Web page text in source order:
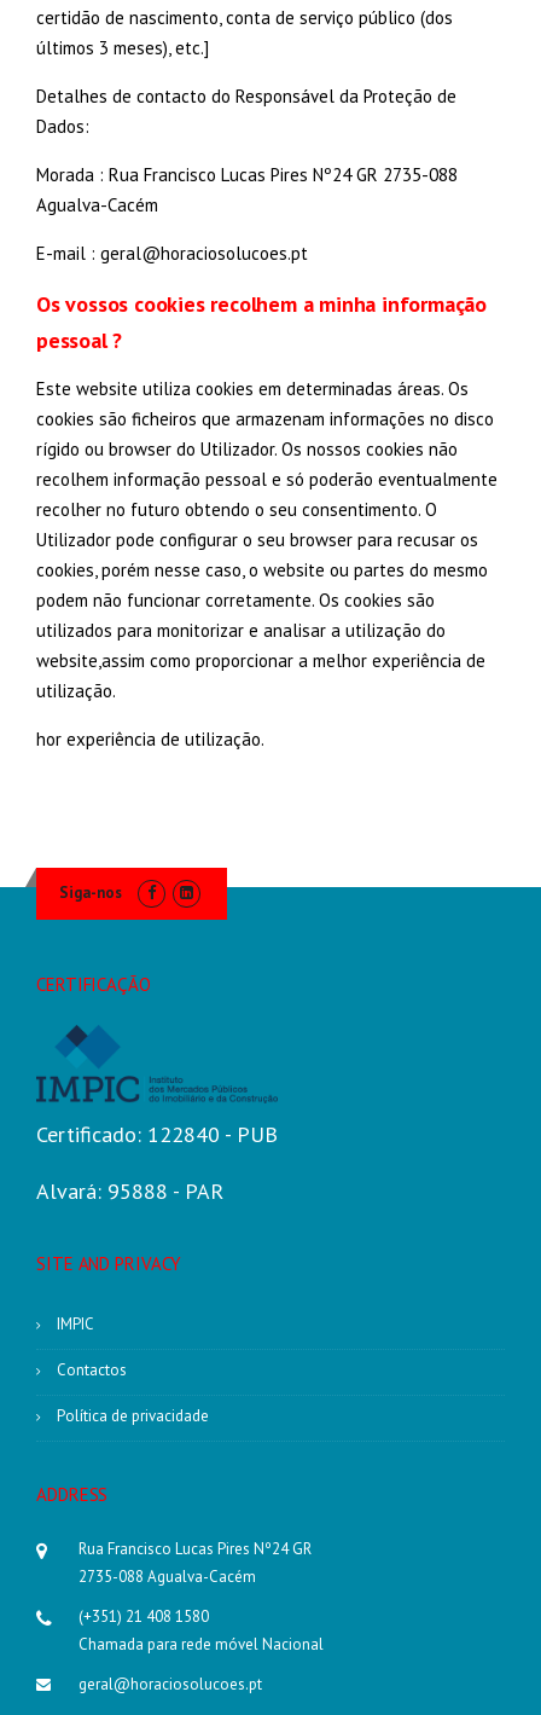
certidão de nascimento, conta de serviço público (dos
últimos 3 meses), etc.]
Detalhes de contacto do Responsável da Proteção de
Dados:
Morada : Rua Francisco Lucas Pires Nº24 GR 2735-088
Agualva-Cacém
E-mail : geral@horaciosolucoes.pt
Os vossos cookies recolhem a minha informação
pessoal ?
Este website utiliza cookies em determinadas áreas. Os
cookies são ficheiros que armazenam informações no disco
rígido ou browser do Utilizador. Os nossos cookies não
recolhem informação pessoal e só poderão eventualmente
recolher no futuro obtendo o seu consentimento. O
Utilizador pode configurar o seu browser para recusar os
cookies, porém nesse caso, o website ou partes do mesmo
podem não funcionar corretamente. Os cookies são
utilizados para monitorizar e analisar a utilização do
website,assim como proporcionar a melhor experiência de
utilização.
hor experiência de utilização.
Siga-nos
CERTIFICAÇÃO
Certificado: 122840 - PUB
Alvará: 95888 - PAR
SITE AND PRIVACY
IMPIC
Contactos
Política de privacidade
ADDRESS
Rua Francisco Lucas Pires Nº24 GR
2735-088 Agualva-Cacém
(+351) 21 408 1580
Chamada para rede móvel Nacional
geral@horaciosolucoes.pt